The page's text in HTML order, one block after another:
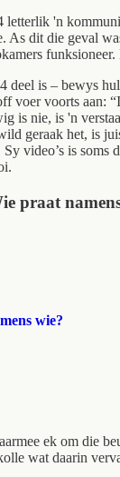
'n
dit die geval
deel is – bewys
voer voorts aan:
is nie, is 'n
geraak het, is
video’s is
praat
wie?
ek om die
wat daarin